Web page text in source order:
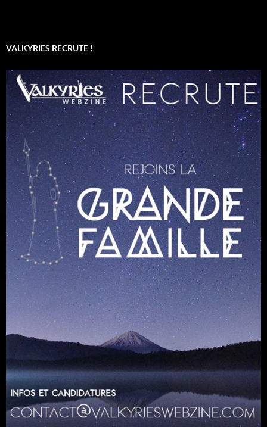
VALKYRIES RECRUTE !